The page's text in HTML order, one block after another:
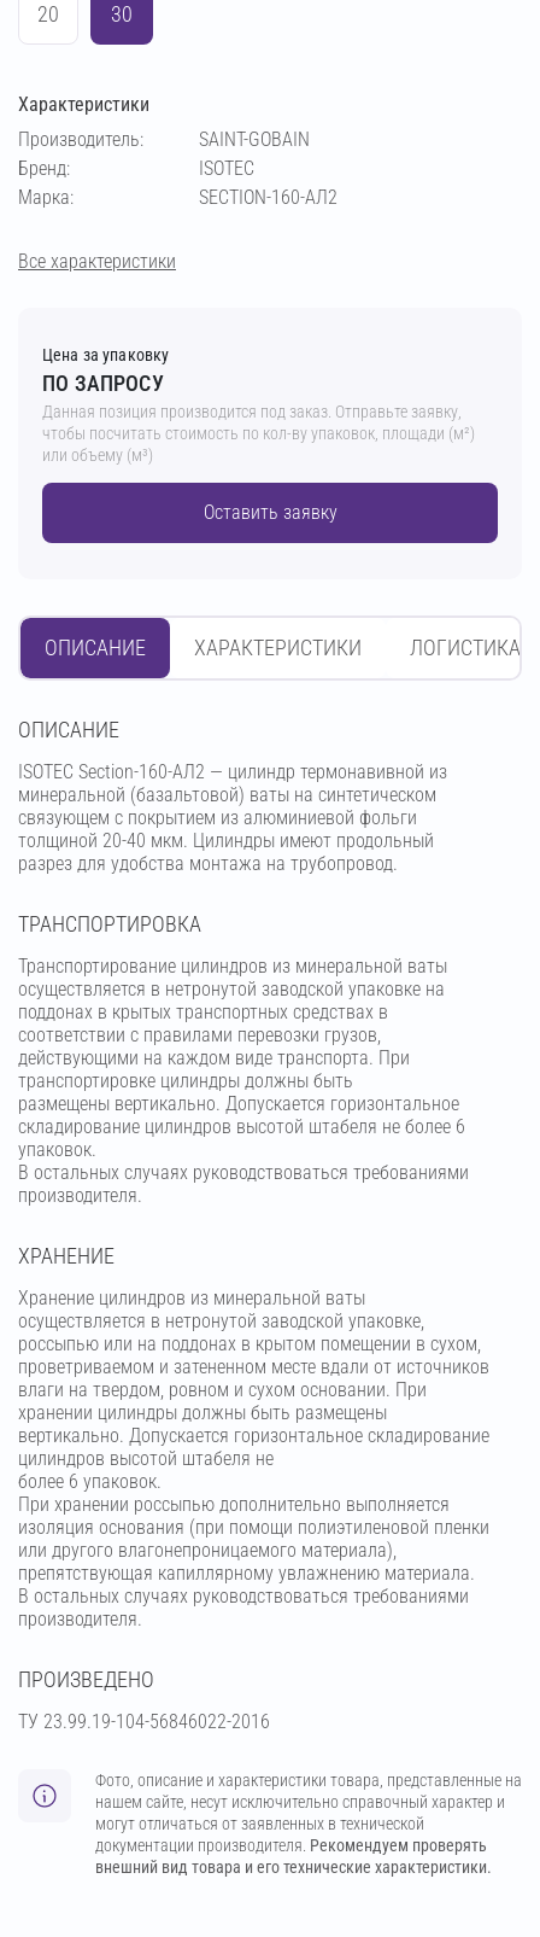
194 219
20 30
Характеристики
Производитель:
SAINT-GOBAIN
Бренд:
ISOTEC
Марка:
SECTION-160-АЛ2
Все характеристики
Цена за упаковку
ПО ЗАПРОСУ
Данная позиция производится под заказ. Отправьте заявку,
чтобы посчитать стоимость по кол-ву упаковок, площади (м²)
или объему (м³)
Оставить заявку
ОПИСАНИЕ ХАРАКТЕРИСТИКИ ЛОГИСТИКА
OПИСАНИЕ
ISOTEC Section-160-АЛ2 — цилиндр термонавивной из
минеральной (базальтовой) ваты на синтетическом
связующем с покрытием из алюминиевой фольги
толщиной 20-40 мкм. Цилиндры имеют продольный
разрез для удобства монтажа на трубопровод.
ТРАНСПОРТИРОВКА
Транспортирование цилиндров из минеральной ваты
осуществляется в нетронутой заводской упаковке на
поддонах в крытых транспортных средствах в
соответствии с правилами перевозки грузов,
действующими на каждом виде транспорта. При
транспортировке цилиндры должны быть
размещены вертикально. Допускается горизонтальное
складирование цилиндров высотой штабеля не более 6
упаковок.
В остальных случаях руководствоваться требованиями
производителя.
ХРАНЕНИЕ
Хранение цилиндров из минеральной ваты
осуществляется в нетронутой заводской упаковке,
россыпью или на поддонах в крытом помещении в сухом,
проветриваемом и затененном месте вдали от источников
влаги на твердом, ровном и сухом основании. При
хранении цилиндры должны быть размещены
вертикально. Допускается горизонтальное складирование
цилиндров высотой штабеля не
более 6 упаковок.
При хранении россыпью дополнительно выполняется
изоляция основания (при помощи полиэтиленовой пленки
или другого влагонепроницаемого материала),
препятствующая капиллярному увлажнению материала.
В остальных случаях руководствоваться требованиями
производителя.
ПРОИЗВЕДЕНО
ТУ 23.99.19-104-56846022-2016
Фото, описание и характеристики товара, представленные на
нашем сайте, несут исключительно справочный характер и
могут отличаться от заявленных в технической
документации производителя. Рекомендуем проверять
внешний вид товара и его технические характеристики.